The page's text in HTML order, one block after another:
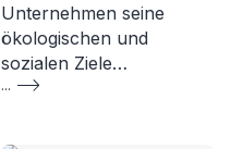
Unternehmen seine
ökologischen und
sozialen Ziele…
...